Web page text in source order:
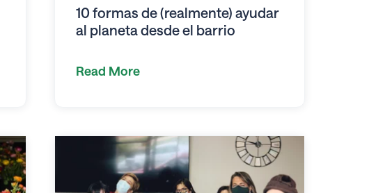
10 formas de (realmente) ayudar
al planeta desde el barrio
Read More